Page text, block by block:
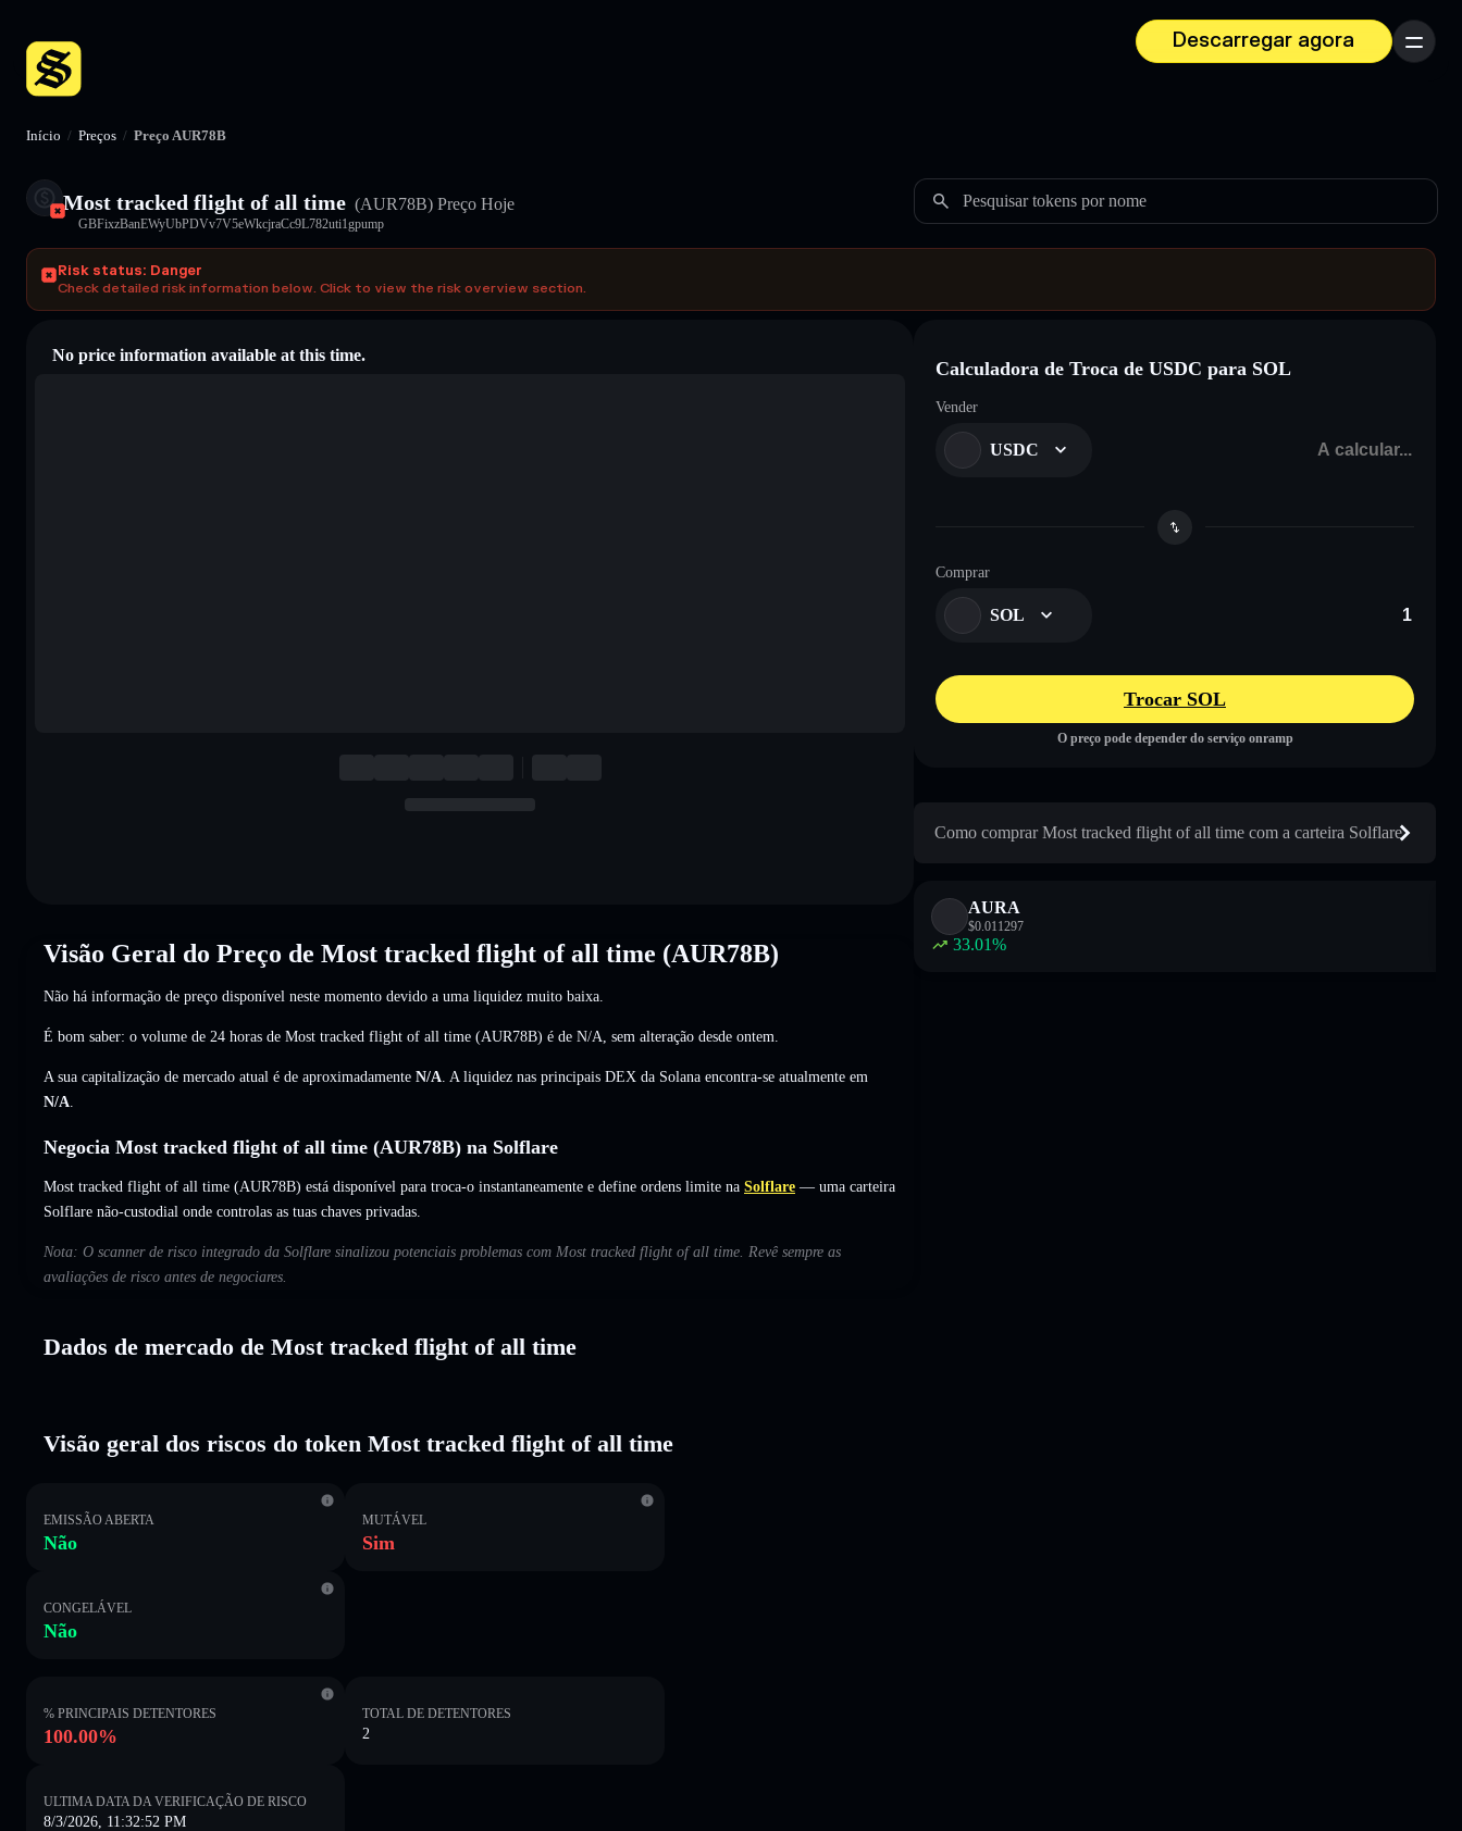
Descarregar agora
Menu
Início / Preços / Preço AUR78B
Most tracked flight of all time (AUR78B) Preço Hoje
GBFixzBanEWyUbPDVv7V5eWkcjraCc9L782uti1gpump
Pesquisar tokens por nome
Risk status: Danger
Check detailed risk information below. Click to view the risk overview section.
No price information available at this time.
Visão Geral do Preço de Most tracked flight of all time (AUR78B)
Não há informação de preço disponível neste momento devido a uma liquidez muito baixa.
É bom saber: o volume de 24 horas de Most tracked flight of all time (AUR78B) é de N/A sem alteração desde ontem.
A sua capitalização de mercado atual é de aproximadamente N/A . A liquidez nas principais DEX da Solana encontra-se atualmente em
N/A
Negocia Most tracked flight of all time (AUR78B) na Solflare
Most tracked flight of all time (AUR78B) está disponível para troca-o instantaneamente e define ordens limite na Solflare — uma carteira
Solflare não-custodial onde controlas as tuas chaves privadas.
Nota: O scanner de risco integrado da Solflare sinalizou potenciais problemas com Most tracked flight of all time. Revê sempre as
avaliações de risco antes de negociares.
Dados de mercado de Most tracked flight of all time
Visão geral dos riscos do token Most tracked flight of all time
EMISSÃO ABERTA
Não
MUTÁVEL
Sim
CONGELÁVEL
Não
% PRINCIPAIS DETENTORES
100.00%
TOTAL DE DETENTORES
2
ULTIMA DATA DA VERIFICAÇÃO DE RISCO
8/3/2026, 11:32:52 PM
Calculadora de Troca de USDC para SOL
Vender
USDC
Comprar
SOL
Trocar SOL
O preço pode depender do serviço onramp
Como comprar Most tracked flight of all time com a carteira Solflare
AURA
$0.011297
33.01%